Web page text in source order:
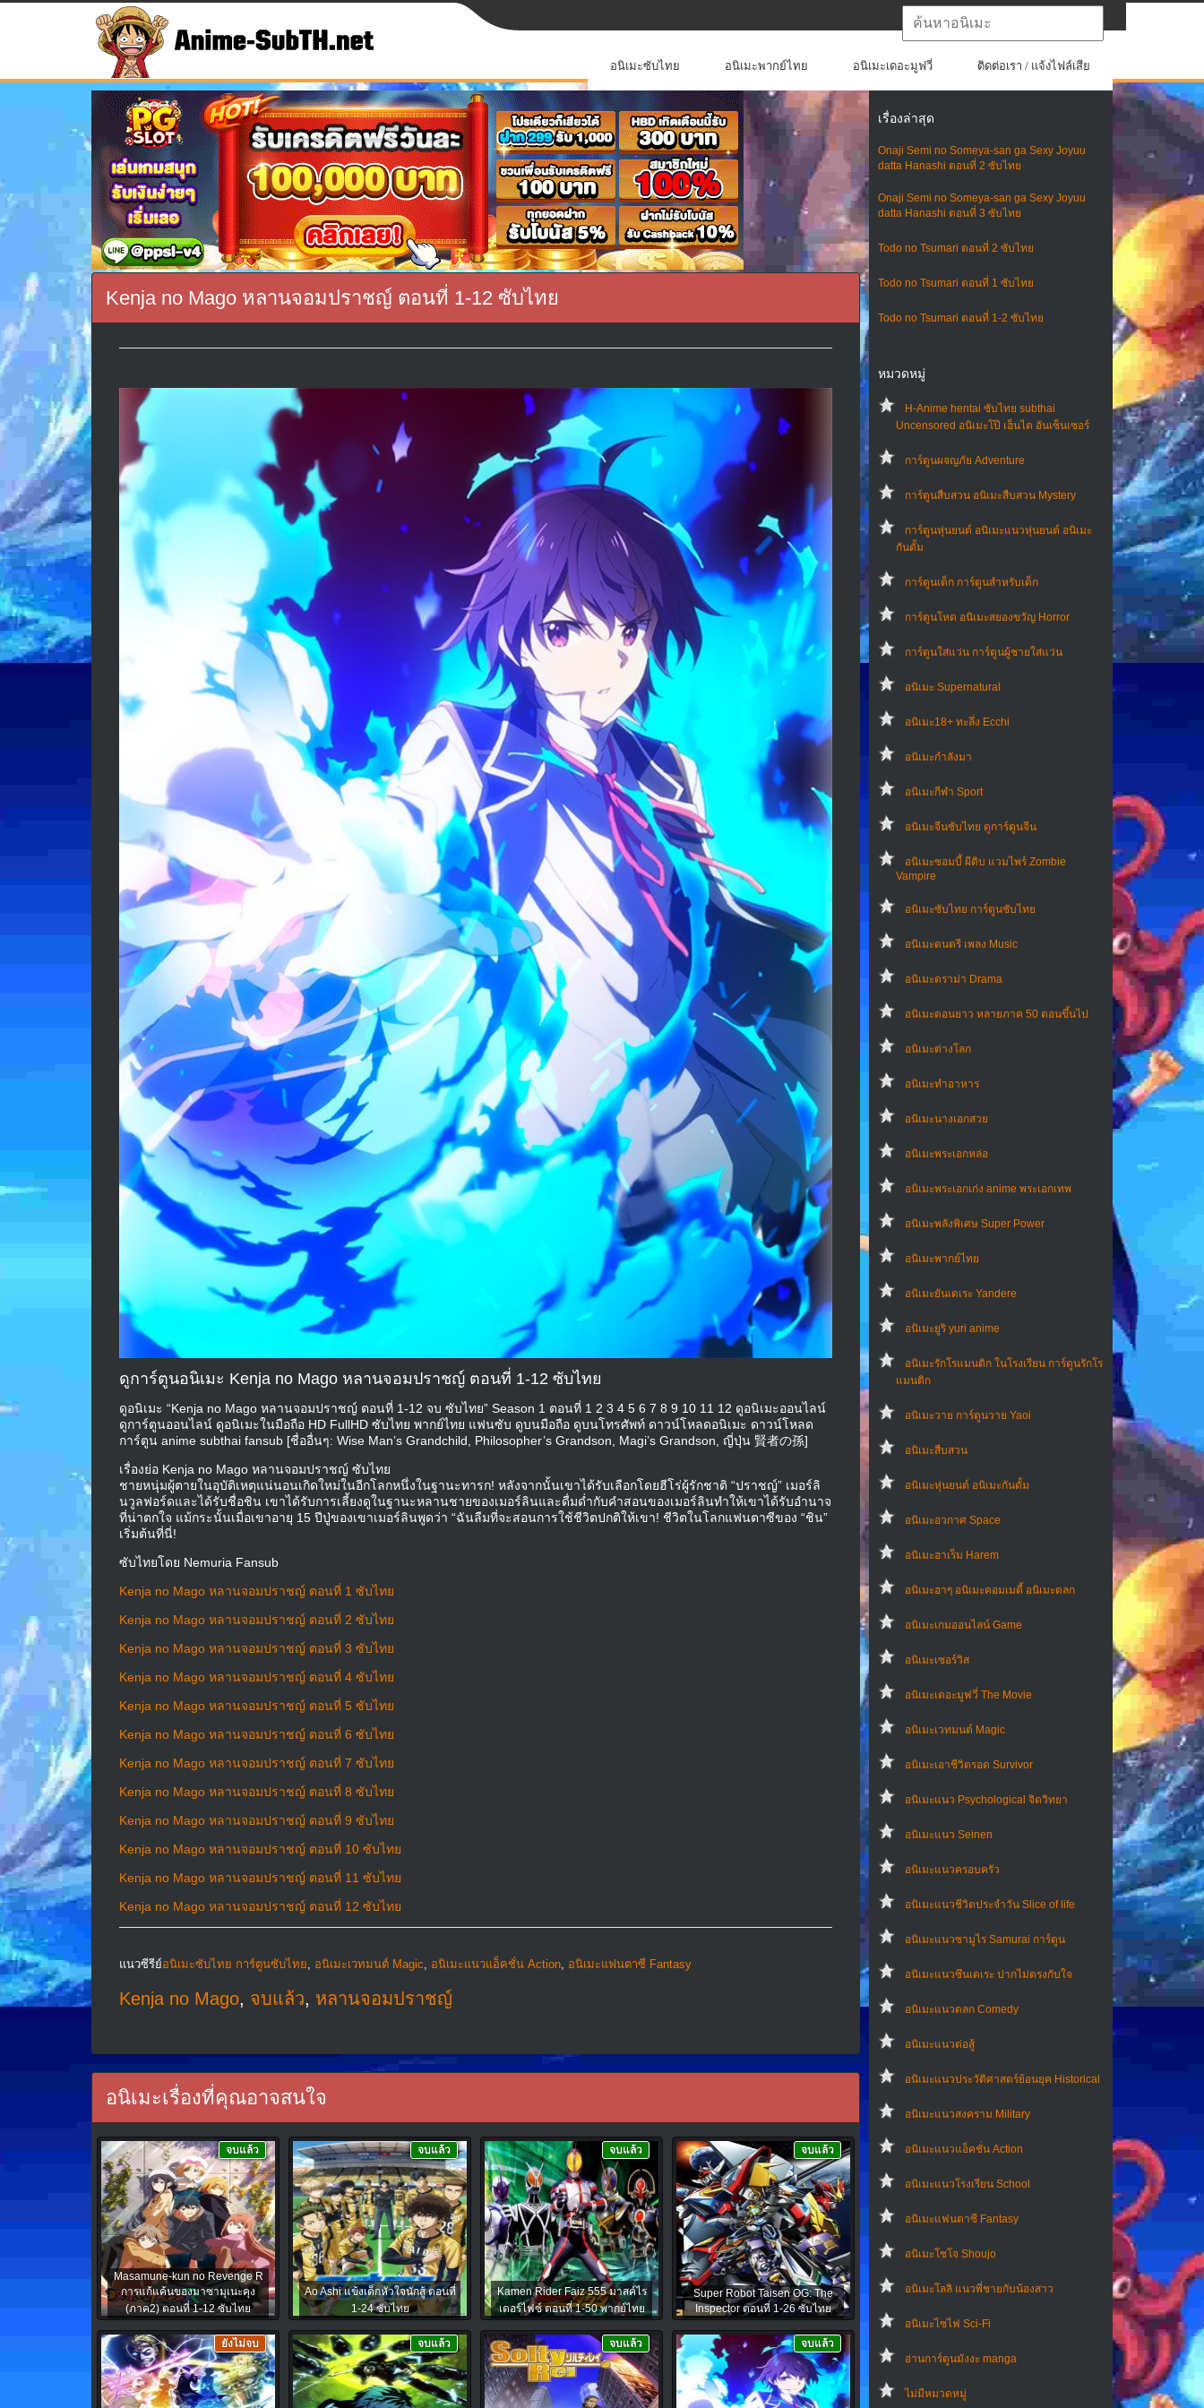
อนิเมะซับไทย อนิเมะพากย์ไทย อนิเมะเดอะมูฟวี่ ติดต่อเรา / แจ้งไฟล์เสีย
เรื่องล่าสุด
Onaji Semi no Someya-san ga Sexy Joyuu
datta Hanashi ตอนที่ 2 ซับไทย
Onaji Semi no Someya-san ga Sexy Joyuu
datta Hanashi ตอนที่ 3 ซับไทย
Todo no Tsumari ตอนที่ 2 ซับไทย
Todo no Tsumari ตอนที่ 1 ซับไทย
Todo no Tsumari ตอนที่ 1-2 ซับไทย
หมวดหมู่
H-Anime hentai ซับไทย subthai
Uncensored อนิเมะโป๊ เฮ็นไต อันเซ็นเซอร์
การ์ตูนผจญภัย Adventure
การ์ตูนสืบสวน อนิเมะสืบสวน Mystery
การ์ตูนหุ่นยนต์ อนิเมะแนวหุ่นยนต์ อนิเมะ
กันดั้ม
การ์ตูนเด็ก การ์ตูนสำหรับเด็ก
การ์ตูนโหด อนิเมะสยองขวัญ Horror
การ์ตูนใส่แว่น การ์ตูนผู้ชายใส่แว่น
อนิเมะ Supernatural
อนิเมะ18+ ทะลึ่ง Ecchi
อนิเมะกำลังมา
อนิเมะกีฬา Sport
อนิเมะจีนซับไทย ดูการ์ตูนจีน
อนิเมะซอมบี้ ผีดิบ แวมไพร์ Zombie
Vampire
อนิเมะซับไทย การ์ตูนซับไทย
อนิเมะดนตรี เพลง Music
อนิเมะดราม่า Drama
อนิเมะตอนยาว หลายภาค 50 ตอนขึ้นไป
อนิเมะต่างโลก
อนิเมะทําอาหาร
อนิเมะนางเอกสวย
อนิเมะพระเอกหล่อ
อนิเมะพระเอกเก่ง anime พระเอกเทพ
อนิเมะพลังพิเศษ Super Power
อนิเมะพากย์ไทย
อนิเมะยันเดเระ Yandere
อนิเมะยูริ yuri anime
อนิเมะรักโรแมนติก ในโรงเรียน การ์ตูนรักโร
แมนติก
อนิเมะวาย การ์ตูนวาย Yaoi
อนิเมะสืบสวน
อนิเมะหุ่นยนต์ อนิเมะกันดั้ม
อนิเมะอวกาศ Space
อนิเมะฮาเร็ม Harem
อนิเมะฮาๆ อนิเมะคอมเมดี้ อนิเมะตลก
อนิเมะเกมออนไลน์ Game
อนิเมะเซอร์วิส
อนิเมะเดอะมูฟวี่ The Movie
อนิเมะเวทมนต์ Magic
อนิเมะเอาชีวิตรอด Survivor
อนิเมะแนว Psychological จิตวิทยา
อนิเมะแนว Seinen
อนิเมะแนวครอบครัว
อนิเมะแนวชีวิตประจําวัน Slice of life
อนิเมะแนวซามูไร Samurai การ์ตูน
อนิเมะแนวซึนเดเระ ปากไม่ตรงกับใจ
อนิเมะแนวตลก Comedy
อนิเมะแนวต่อสู้
อนิเมะแนวประวัติศาสตร์ย้อนยุค Historical
อนิเมะแนวสงคราม Military
อนิเมะแนวแอ็คชั่น Action
อนิเมะแนวโรงเรียน School
อนิเมะแฟนตาซี Fantasy
อนิเมะโชโจ Shoujo
อนิเมะโลลิ แนวพี่ชายกับน้องสาว
อนิเมะไซไฟ Sci-Fi
อ่านการ์ตูนมังงะ manga
ไม่มีหมวดหมู่
Kenja no Mago หลานจอมปราชญ์ ตอนที่ 1-12 ซับไทย
ดูการ์ตูนอนิเมะ Kenja no Mago หลานจอมปราชญ์ ตอนที่ 1-12 ซับไทย
ดูอนิเมะ “Kenja no Mago หลานจอมปราชญ์ ตอนที่ 1-12 จบ ซับไทย” Season 1 ตอนที่ 1 2 3 4 5 6 7 8 9 10 11 12 ดูอนิเมะออนไลน์
ดูการ์ตูนออนไลน์ ดูอนิเมะในมือถือ HD FullHD ซับไทย พากย์ไทย แฟนซับ ดูบนมือถือ ดูบนโทรศัพท์ ดาวน์โหลดอนิเมะ ดาวน์โหลด
การ์ตูน anime subthai fansub [ชื่ออื่นๆ: Wise Man’s Grandchild, Philosopher’s Grandson, Magi’s Grandson, ญี่ปุ่น 賢者の孫]
เรื่องย่อ Kenja no Mago หลานจอมปราชญ์ ซับไทย
ชายหนุ่มผู้ตายในอุบัติเหตุแน่นอนเกิดใหม่ในอีกโลกหนึ่งในฐานะทารก! หลังจากนั้นเขาได้รับเลือกโดยฮีโร่ผู้รักชาติ “ปราชญ์” เมอร์ลิ
นวูลฟอร์ดและได้รับชื่อชิน เขาได้รับการเลี้ยงดูในฐานะหลานชายของเมอร์ลินและดื่มด่ำกับคำสอนของเมอร์ลินทำให้เขาได้รับอำนาจ
ที่น่าตกใจ แม้กระนั้นเมื่อเขาอายุ 15 ปีปู่ของเขาเมอร์ลินพูดว่า “ฉันลืมที่จะสอนการใช้ชีวิตปกติให้เขา! ชีวิตในโลกแฟนตาซีของ “ชิน”
เริ่มต้นที่นี่!
ซับไทยโดย Nemuria Fansub
Kenja no Mago หลานจอมปราชญ์ ตอนที่ 1 ซับไทย
Kenja no Mago หลานจอมปราชญ์ ตอนที่ 2 ซับไทย
Kenja no Mago หลานจอมปราชญ์ ตอนที่ 3 ซับไทย
Kenja no Mago หลานจอมปราชญ์ ตอนที่ 4 ซับไทย
Kenja no Mago หลานจอมปราชญ์ ตอนที่ 5 ซับไทย
Kenja no Mago หลานจอมปราชญ์ ตอนที่ 6 ซับไทย
Kenja no Mago หลานจอมปราชญ์ ตอนที่ 7 ซับไทย
Kenja no Mago หลานจอมปราชญ์ ตอนที่ 8 ซับไทย
Kenja no Mago หลานจอมปราชญ์ ตอนที่ 9 ซับไทย
Kenja no Mago หลานจอมปราชญ์ ตอนที่ 10 ซับไทย
Kenja no Mago หลานจอมปราชญ์ ตอนที่ 11 ซับไทย
Kenja no Mago หลานจอมปราชญ์ ตอนที่ 12 ซับไทย
แนวซีรีย์อนิเมะซับไทย การ์ตูนซับไทย, อนิเมะเวทมนต์ Magic, อนิเมะแนวแอ็คชั่น Action, อนิเมะแฟนตาซี Fantasy
Kenja no Mago, จบแล้ว, หลานจอมปราชญ์
อนิเมะเรื่องที่คุณอาจสนใจ
Masamune-kun no Revenge R
การแก้แค้นของมาซามุเนะคุง
(ภาค2) ตอนที่ 1-12 ซับไทย
จบแล้ว
Ao Ashi แข้งเด็กหัวใจนักสู้ ตอนที่
1-24 ซับไทย
จบแล้ว
Kamen Rider Faiz 555 มาสค์ไร
เดอร์ไฟซ์ ตอนที่ 1-50 พากย์ไทย
จบแล้ว
Super Robot Taisen OG: The
Inspector ตอนที่ 1-26 ซับไทย
จบแล้ว
ยังไม่จบ จบแล้ว จบแล้ว จบแล้ว